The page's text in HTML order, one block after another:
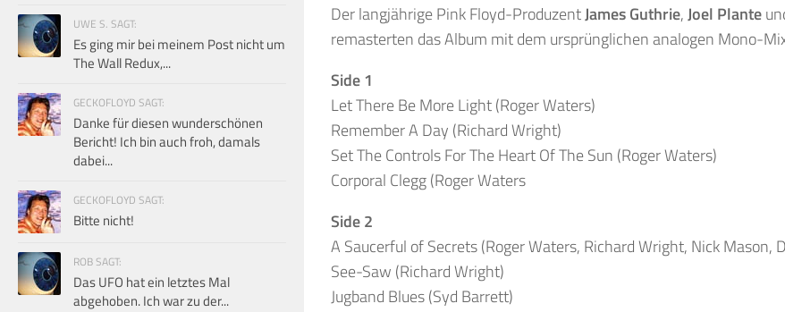
Der langjährige Pink Floyd-ProduzentJames Guthrie,Joel Plante
remasterten das Album mit dem ursprünglichen analogen Mono-
Side 1
Let There Be More Light (Roger Waters)
Remember A Day (Richard Wright)
Set The Controls For The Heart Of The Sun (Roger Waters)
Corporal Clegg (Roger Waters
Side 2
A Saucerful of Secrets (Roger Waters, Richard Wright, Nick Mason,
See-Saw (Richard Wright)
Jugband Blues (Syd Barrett)
UWE S. SAGT:
Es ging mir bei meinem Post nicht um
The Wall Redux,...
GECKOFLOYD SAGT:
Danke für diesen wunderschönen
Bericht! Ich bin auch froh, damals
dabei...
GECKOFLOYD SAGT:
Bitte nicht!
ROB SAGT:
Das UFO hat ein letztes Mal
abgehoben. Ich war zu der...